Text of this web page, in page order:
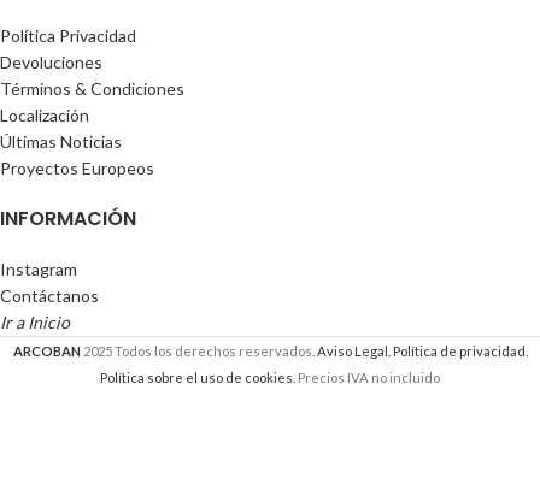
Política Privacidad
Devoluciones
Términos & Condiciones
Localización
Últimas Noticias
Proyectos Europeos
INFORMACIÓN
Instagram
Contáctanos
Ir a Inicio
ARCOBAN 2025 Todos los derechos reservados. Aviso Legal. Política de privacidad.
Política sobre el uso de cookies. Precios IVA no incluido